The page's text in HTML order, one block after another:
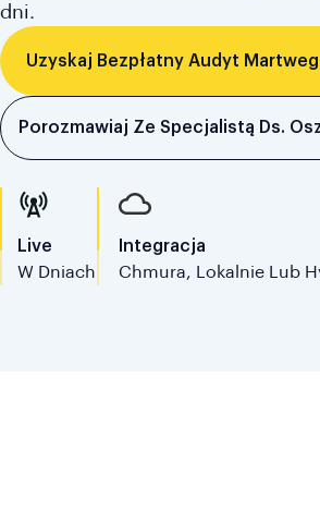
dni.
Uzyskaj Bezpłatny Audyt
Porozmawiaj Ze Specjalistą Ds.
Live
W Dniach
Integracja
Chmura, Lokalnie Lub